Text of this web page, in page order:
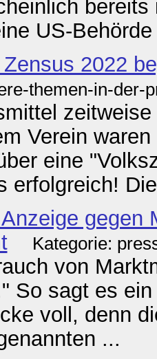
US-
Zensus 2022
themen-in-der-
Verein
eine
erfolgreich!
Anzeige gegen
Kategorie:
von
So sagt es
voll, denn
...